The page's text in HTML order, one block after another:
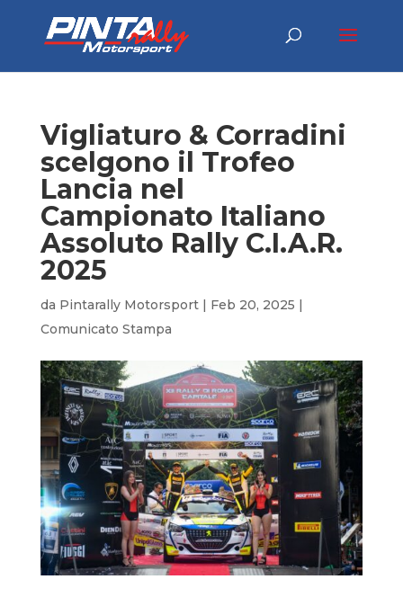
Vigliaturo & Corradini
scelgono il Trofeo
Lancia nel
Campionato Italiano
Assoluto Rally C.I.A.R.
2025
da Pintarally Motorsport| Feb 20, 2025 |
Comunicato Stampa